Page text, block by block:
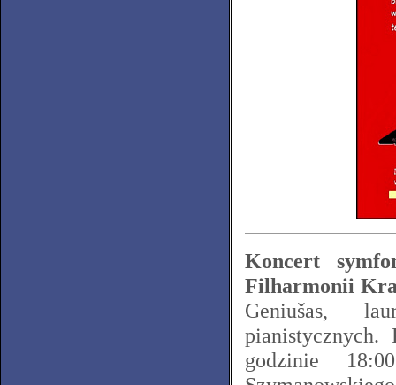
Koncert
Filharmonii
Geniušas,
godzinie